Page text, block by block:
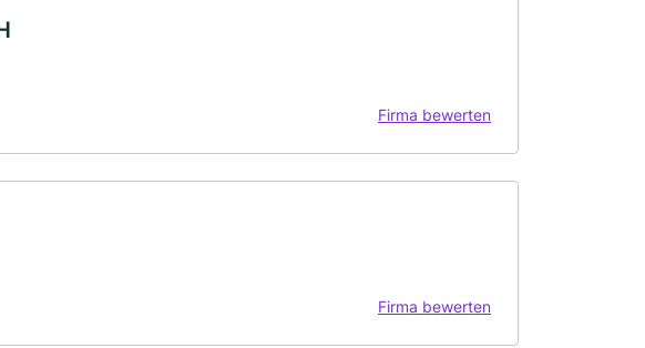
Firma bewerten
Firma bewerten